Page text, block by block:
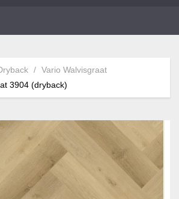
Vario Walvisgraat
3904 (dryback)